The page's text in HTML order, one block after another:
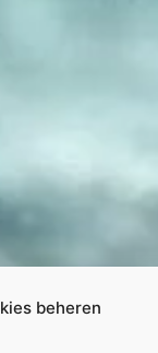
beheren